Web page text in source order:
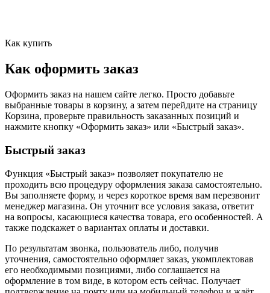
Как купить
Как оформить заказ
Оформить заказ на нашем сайте легко. Просто добавьте
выбранные товары в корзину, а затем перейдите на страницу
Корзина, проверьте правильность заказанных позиций и
нажмите кнопку «Оформить заказ» или «Быстрый заказ».
Быстрый заказ
Функция «Быстрый заказ» позволяет покупателю не
проходить всю процедуру оформления заказа самостоятельно.
Вы заполняете форму, и через короткое время вам перезвонит
менеджер магазина. Он уточнит все условия заказа, ответит
на вопросы, касающиеся качества товара, его особенностей. А
также подскажет о вариантах оплаты и доставки.
По результатам звонка, пользователь либо, получив
уточнения, самостоятельно оформляет заказ, укомплектовав
его необходимыми позициями, либо соглашается на
оформление в том виде, в котором есть сейчас. Получает